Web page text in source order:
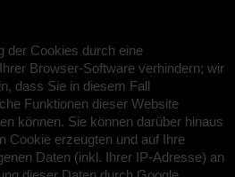
der Cookies durch eine
Browser-Software verhindern; wir
dass Sie in diesem Fall
Funktionen dieser Website
können. Sie können darüber hinaus
Cookie erzeugten und auf Ihre
Daten (inkl. Ihrer IP-Adresse) an